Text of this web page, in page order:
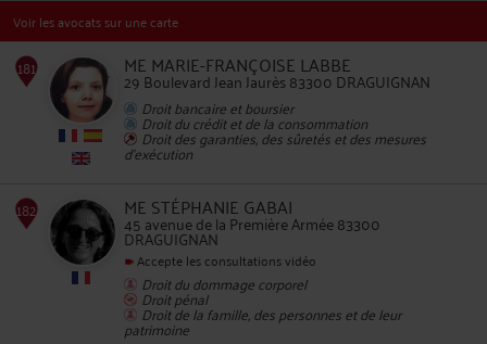
Voir les avocats sur une carte
ME MARIE-FRANÇOISE LABBE
29 Boulevard Jean Jaurès 83300 DRAGUIGNAN
Droit bancaire et boursier
Droit du crédit et de la consommation
Droit des garanties, des sûretés et des mesures
d'exécution
ME STÉPHANIE GABAI
45 avenue de la Première Armée 83300
DRAGUIGNAN
Accepte les consultations vidéo
Droit du dommage corporel
Droit pénal
Droit de la famille, des personnes et de leur
patrimoine